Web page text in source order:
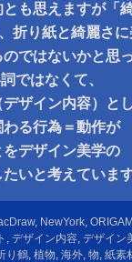
も思えますが「
折り紙と綺麗さ
ではないかと思
ではなくて、
ザイン内容）と
る行為＝動作が
デザイン美学の
いと考えていま
, NewYork,
, デザイン内容, デザイン
り鶴, 植物, 海外, 物, 紙素